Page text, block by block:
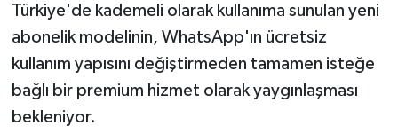
Türkiye'de kademeli olarak kullanıma sunulan yeni
abonelik modelinin, WhatsApp'ın ücretsiz
kullanım yapısını değiştirmeden tamamen isteğe
bağlı bir premium hizmet olarak yaygınlaşması
bekleniyor.